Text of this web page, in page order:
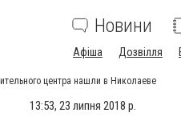
Новини
Афіша Дозвілля
центра нашли в Николаеве
13:53, 23 липня 2018 р.